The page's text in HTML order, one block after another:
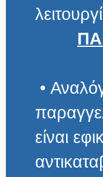
•
είναι
τους